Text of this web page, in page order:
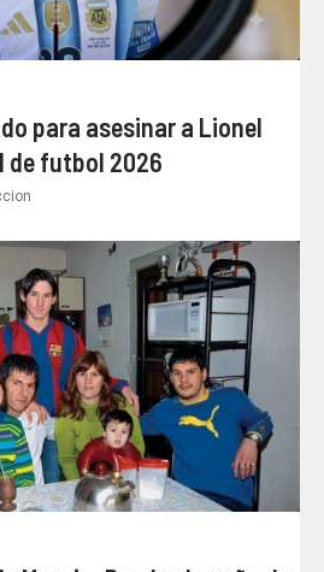
para asesinar a Lionel
de futbol 2026